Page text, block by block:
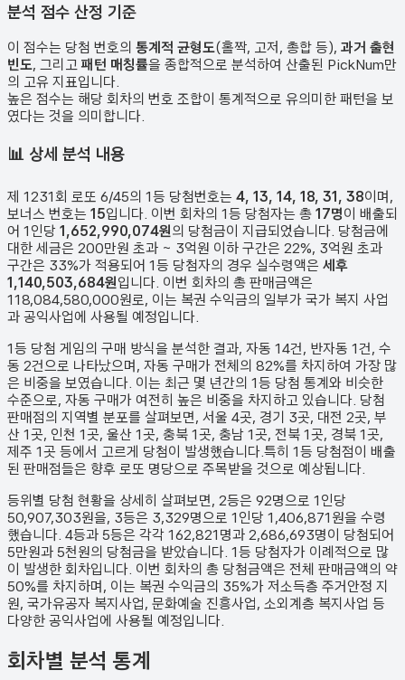
분석 점수 산정 기준
이 점수는 당첨 번호의 통계적 균형도(홀짝, 고저, 총합 등), 과거 출현
빈도, 그리고 패턴 매칭률을 종합적으로 분석하여 산출된 PickNum만
의 고유 지표입니다.
높은 점수는 해당 회차의 번호 조합이 통계적으로 유의미한 패턴을 보
였다는 것을 의미합니다.
📊 상세 분석 내용
제 1231회 로또 6/45의 1등 당첨번호는 4, 13, 14, 18, 31, 38이며,
보너스 번호는 15입니다. 이번 회차의 1등 당첨자는 총 17명이 배출되
어 1인당 1,652,990,074원의 당첨금이 지급되었습니다. 당첨금에
대한 세금은 200만원 초과 ~ 3억원 이하 구간은 22%, 3억원 초과
구간은 33%가 적용되어 1등 당첨자의 경우 실수령액은 세후
1,140,503,684원입니다. 이번 회차의 총 판매금액은
118,084,580,000원로, 이는 복권 수익금의 일부가 국가 복지 사업
과 공익사업에 사용될 예정입니다.
1등 당첨 게임의 구매 방식을 분석한 결과, 자동 14건, 반자동 1건, 수
동 2건 으로 나타났으며, 자동 구매가 전체의 82%를 차지하여 가장 많
은 비중을 보였습니다. 이는 최근 몇 년간의 1등 당첨 통계와 비슷한
수준으로, 자동 구매가 여전히 높은 비중을 차지하고 있습니다. 당첨
판매점의 지역별 분포를 살펴보면, 서울 4곳, 경기 3곳, 대전 2곳, 부
산 1곳, 인천 1곳, 울산 1곳, 충북 1곳, 충남 1곳, 전북 1곳, 경북 1곳,
제주 1곳 등에서 고르게 당첨이 발생했습니다. 특히 1등 당첨점이 배출
된 판매점들은 향후 로또 명당으로 주목받을 것으로 예상됩니다.
등위별 당첨 현황을 상세히 살펴보면, 2등은 92명으로 1인당
50,907,303원을, 3등은 3,329명으로 1인당 1,406,871원을 수령
했습니다. 4등과 5등은 각각 162,821 명과 2,686,693명이 당첨되어
5만원과 5천원의 당첨금을 받았습니다. 1등 당첨자가 이례적으로 많
이 발생한 회차입니다. 이번 회차의 총 당첨금액은 전체 판매금액의 약
50%를 차지하며, 이는 복권 수익금의 35%가 저소득층 주거안정 지
원, 국가유공자 복지사업, 문화예술 진흥사업, 소외계층 복지사업 등
다양한 공익사업에 사용될 예정입니다.
회차별 분석 통계